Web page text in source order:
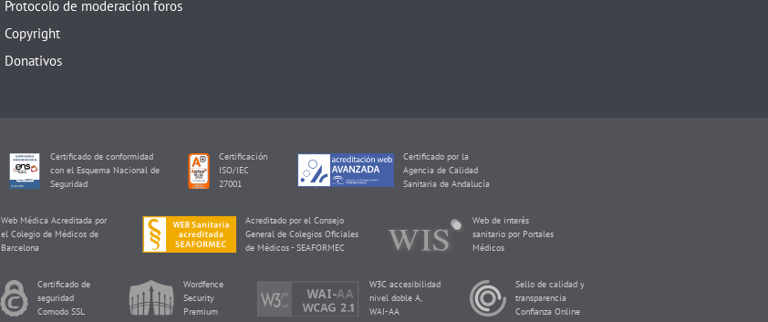
Protocolo de moderación foros
Copyright
Donativos
Certificado de conformidad
con el Esquema Nacional de
Seguridad
Certificación
ISO/IEC
27001
Certificado por la
Agencia de Calidad
Sanitaria de Andalucía
Web Médica Acreditada por
el Colegio de Médicos de
Barcelona
Acreditado por el Consejo
General de Colegios Oficiales
de Médicos - SEAFORMEC
Web de interés
sanitario por Portales
Médicos
Certificado de
seguridad
Comodo SSL
Wordfence
Security
Premium
W3C accesibilidad
nivel doble A,
WAI-AA
Sello de calidad y
transparencia
Confianza Online